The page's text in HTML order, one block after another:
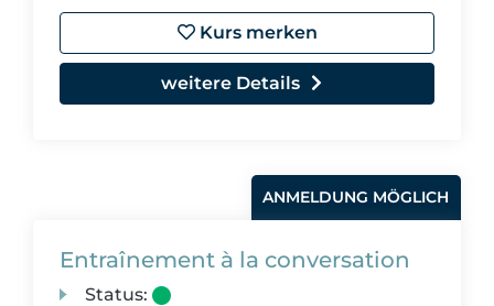
Kurs merken
weitere Details
ANMELDUNG MÖGLICH
Entraînement à la conversation
Status: